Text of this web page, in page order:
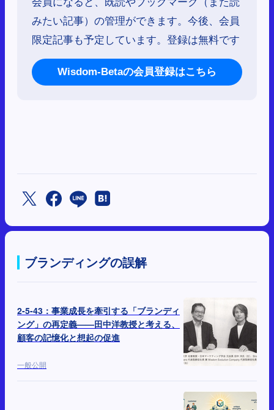
みたい記事）の管理ができます。今後、会員
限定記事も予定しています。登録は無料です
Wisdom-Betaの会員登録はこちら
ブランディングの誤解
2-5-43：事業成長を牽引する「ブランディ
ング」の再定義——田中洋教授と考える、
顧客の記憶化と想起の促進
一般公開